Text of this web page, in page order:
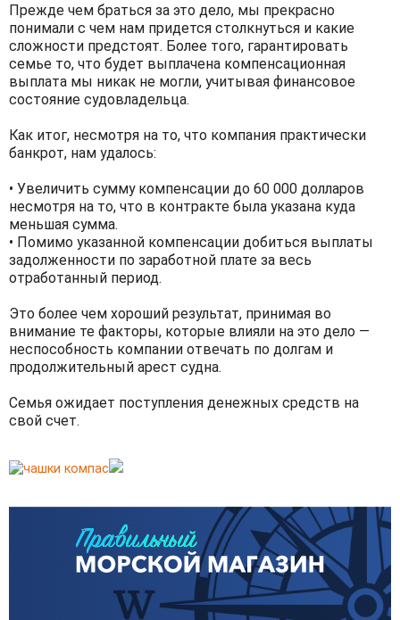
Прежде чем браться за это дело, мы прекрасно
понимали с чем нам придется столкнуться и какие
сложности предстоят. Более того, гарантировать
семье то, что будет выплачена компенсационная
выплата мы никак не могли, учитывая финансовое
состояние судовладельца.
Как итог, несмотря на то, что компания практически
банкрот, нам удалось:
• Увеличить сумму компенсации до 60 000 долларов
несмотря на то, что в контракте была указана куда
меньшая сумма.
• Помимо указанной компенсации добиться выплаты
задолженности по заработной плате за весь
отработанный период.
Это более чем хороший результат, принимая во
внимание те факторы, которые влияли на это дело —
неспособность компании отвечать по долгам и
продолжительный арест судна.
Семья ожидает поступления денежных средств на
свой счет.